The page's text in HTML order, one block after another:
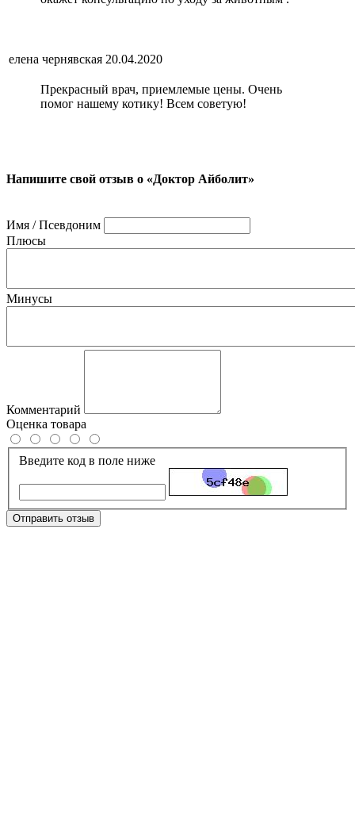
елена чернявская 20.04.2020
Прекрасный врач, приемлемые цены. Очень
помог нашему котику! Всем советую!
Напишите свой отзыв о «Доктор Айболит»
Имя / Псевдоним
Плюсы
Минусы
Комментарий
Оценка товара
Введите код в поле ниже
Отправить отзыв